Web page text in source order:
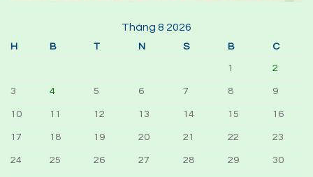
Tháng 8 2026
H B T N S B C
1 2
3 4 5 6 7 8 9
10 11 12 13 14 15 16
17 18 19 20 21 22 23
24 25 26 27 28 29 30